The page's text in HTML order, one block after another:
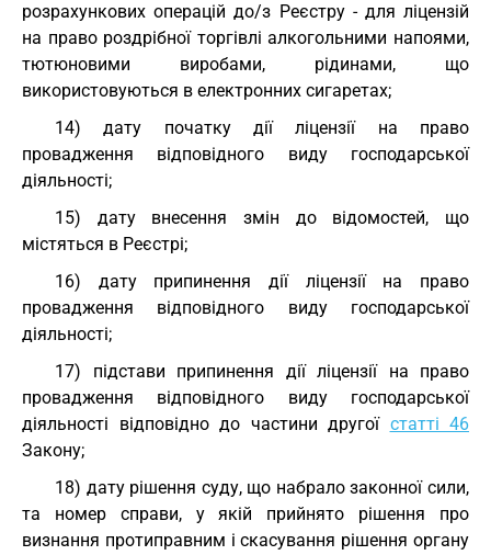
розрахункових операцій до/з Реєстру - для ліцензій
на право роздрібної торгівлі алкогольними напоями,
тютюновими виробами, рідинами, що
використовуються в електронних сигаретах;
14) дату початку дії ліцензії на право
провадження відповідного виду господарської
діяльності;
15) дату внесення змін до відомостей, що
містяться в Реєстрі;
16) дату припинення дії ліцензії на право
провадження відповідного виду господарської
діяльності;
17) підстави припинення дії ліцензії на право
провадження відповідного виду господарської
діяльності відповідно до частини другої статті 46
Закону;
18) дату рішення суду, що набрало законної сили,
та номер справи, у якій прийнято рішення про
визнання протиправним і скасування рішення органу